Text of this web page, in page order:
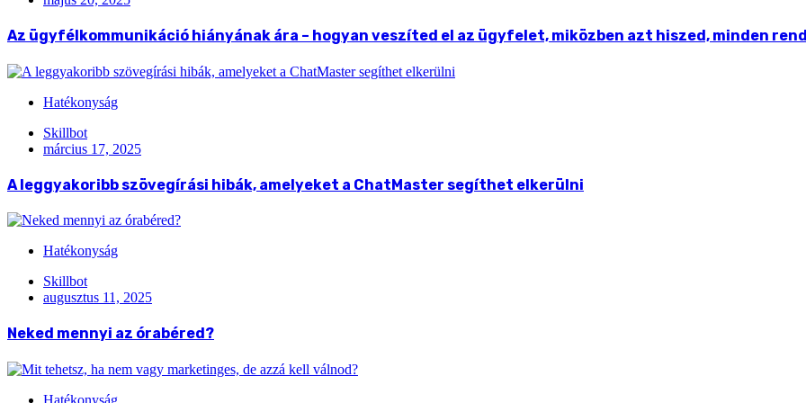
Az ügyfélkommunikáció hiányának ára – hogyan veszíted el az ügyfelet, miközben azt hiszed, minden
Hatékonyság
Skillbot
március 17, 2025
A leggyakoribb szövegírási hibák, amelyeket a ChatMaster segíthet elkerülni
Hatékonyság
Skillbot
augusztus 11, 2025
Neked mennyi az órabéred?
Hatékonyság